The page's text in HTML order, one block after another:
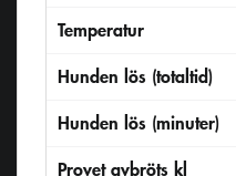
Temperatur
Hunden lös (totaltid)
Hunden lös (minuter)
Provet avbröts kl